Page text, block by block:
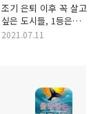
조기 은퇴 이후 꼭 살고
싶은 도시들, 1등은
테네시
2021.07.11